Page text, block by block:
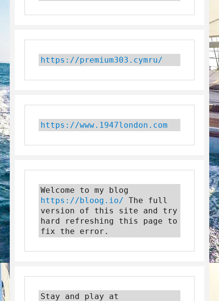
https://premium303.cymru/
https://www.1947london.com
https://bloog.io/ The full
version of this site and try
hard refreshing this page to
fix the error.